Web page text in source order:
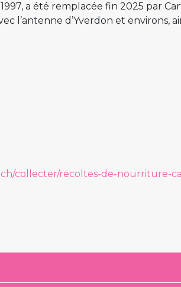
1997, a été remplacée fin 2025 par
l’antenne d’Yverdon et environs,
collecter/recoltes-de-nourriture-